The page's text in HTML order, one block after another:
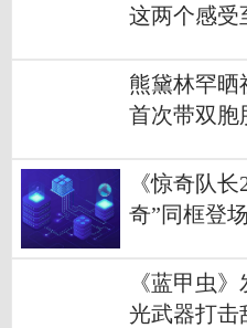
这两个感受
熊黛林罕晒
首次带双胞
《惊奇队
奇”同框登场
《蓝甲虫
光武器打击